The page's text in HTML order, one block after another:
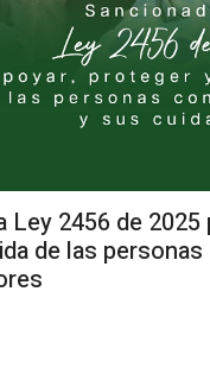
Ley 2456 de
de las